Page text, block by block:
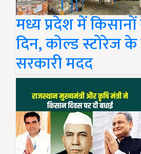
मध्य प्रदेश में
दिन, कोल्ड स्टोरेज
सरकारी मदद